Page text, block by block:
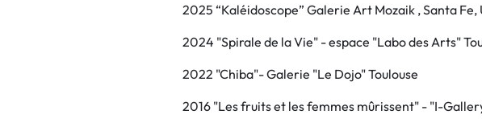
2025 “Kaléidoscope” Galerie Art Mozaik , Santa Fe,
2024 "Spirale de la Vie" - espace "Labo des Arts"
2022 "Chiba"- Galerie "Le Dojo" Toulouse
2016 "Les fruits et les femmes mûrissent" - "I-